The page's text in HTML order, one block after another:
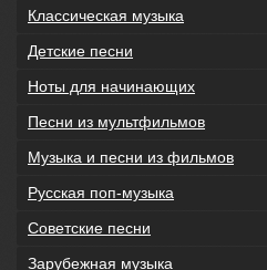
Классическая музыка
Детские песни
Ноты для начинающих
Песни из мультфильмов
Музыка и песни из фильмов
Русская поп-музыка
Советские песни
Зарубежная музыка